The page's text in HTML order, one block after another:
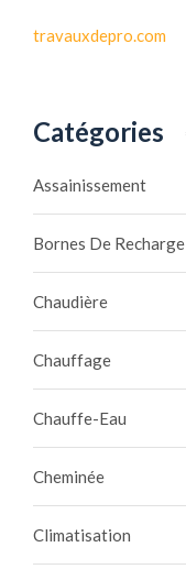
travauxdepro.com
Catégories
Assainissement
Bornes De Recharge
Chaudière
Chauffage
Chauffe-Eau
Cheminée
Climatisation